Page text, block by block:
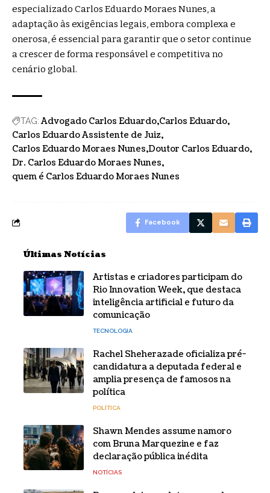
especializado Carlos Eduardo Moraes Nunes, a
adaptação às exigências legais, embora complexa e
onerosa, é essencial para garantir que o setor continue
a crescer de forma responsável e competitiva no
cenário global.
TAG: Advogado Carlos Eduardo Carlos Eduardo
Carlos Eduardo Assistente de Juiz
Carlos Eduardo Moraes Nunes Doutor Carlos Eduardo
Dr. Carlos Eduardo Moraes Nunes
quem é Carlos Eduardo Moraes Nunes
Facebook
Últimas Notícias
Artistas e criadores participam do
Rio Innovation Week, que destaca
inteligência artificial e futuro da
comunicação
TECNOLOGIA
Rachel Sheherazade oficializa pré-
candidatura a deputada federal e
amplia presença de famosos na
política
POLÍTICA
Shawn Mendes assume namoro
com Bruna Marquezine e faz
declaração pública inédita
NOTÍCIAS